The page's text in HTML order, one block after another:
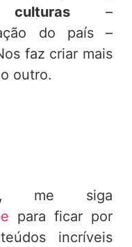
–
do país –
faz criar mais
outro.
me siga
para ficar por
incríveis